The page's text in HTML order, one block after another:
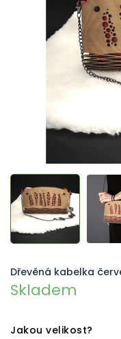
hvězdiček.
Skladem
Jakou velikost?
Dřevěná kabelka